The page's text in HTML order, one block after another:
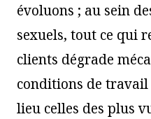
évoluons ; au sein
sexuels, tout ce qui
clients dégrade
conditions de travail
lieu celles des plus